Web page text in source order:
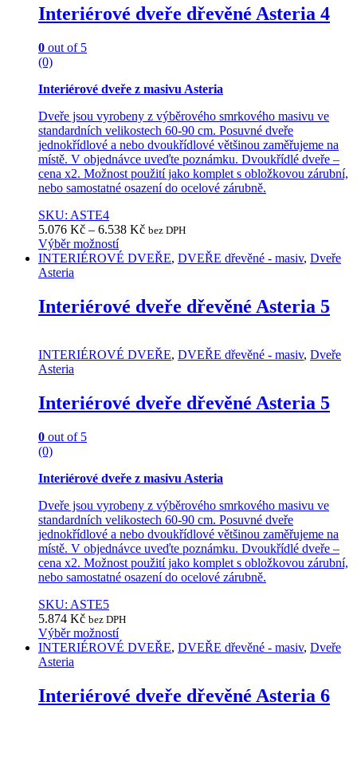
on
the
product
page
Interiérové dveře dřevěné Asteria 4
0 out of 5
(0)
Interiérové dveře z masivu Asteria
Dveře jsou vyrobeny z výběrového smrkového masivu ve
standardních velikostech 60-90 cm. Posuvné dveře
jednokřídlové a nebo dvoukřídlové většinou zaměřujeme na
místě. V objednávce uveďte poznámku. Dvoukřídlé dveře –
cena x2. Možnost použití jako komplet s obložkovou zárubní,
nebo samostatné osazení do ocelové zárubně.
SKU: ASTE4
5.076 Kč – 6.538 Kč bez DPH
Výběr možností
This
product
multiple
variants.
may
be
on
the
product
page
INTERIÉROVÉ DVEŘE, DVEŘE dřevěné - masiv, Dveře
Asteria
Interiérové dveře dřevěné Asteria 5
INTERIÉROVÉ DVEŘE, DVEŘE dřevěné - masiv, Dveře
Asteria
Interiérové dveře dřevěné Asteria 5
0 out of 5
(0)
Interiérové dveře z masivu Asteria
Dveře jsou vyrobeny z výběrového smrkového masivu ve
standardních velikostech 60-90 cm. Posuvné dveře
jednokřídlové a nebo dvoukřídlové většinou zaměřujeme na
místě. V objednávce uveďte poznámku. Dvoukřídlé dveře –
cena x2. Možnost použití jako komplet s obložkovou zárubní,
nebo samostatné osazení do ocelové zárubně.
SKU: ASTE5
5.874 Kč bez DPH
Výběr možností
This
product
multiple
variants.
INTERIÉROVÉ DVEŘE, DVEŘE dřevěné - masiv, Dveře
Asteria
Interiérové dveře dřevěné Asteria 6